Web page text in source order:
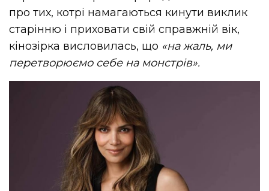
про тих, котрі намагаються кинути виклик
старінню і приховати свій справжній вік,
кінозірка висловилась, що «на жаль, ми
перетворюємо себе на монстрів».